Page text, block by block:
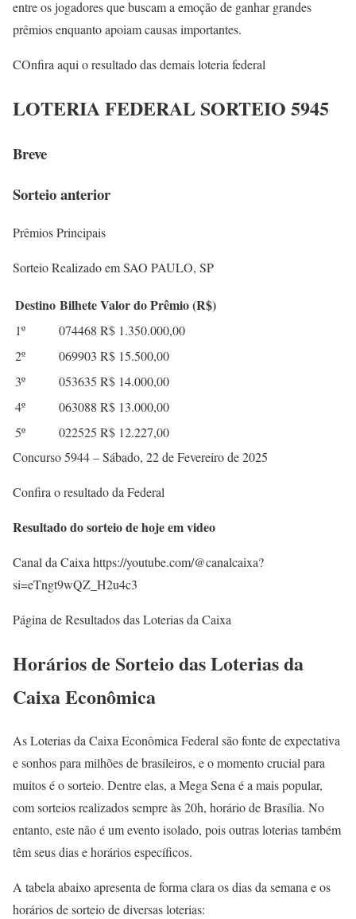
entre os jogadores que buscam a emoção de ganhar grandes
prêmios enquanto apoiam causas importantes.
COnfira aqui o resultado das demais loteria federal
LOTERIA FEDERAL SORTEIO 5945
Breve
Sorteio anterior
Prêmios Principais
Sorteio Realizado em SAO PAULO, SP
Destino BilheteValor do Prêmio (R$)
1º 074468 R$ 1.350.000,00
2º
069903 R$ 15.500,00
3º
053635 R$ 14.000,00
4º
063088 R$ 13.000,00
5º
022525 R$ 12.227,00
Concurso 5944 – Sábado, 22 de Fevereiro de 2025
Confira o resultado da Federal
Resultado do sorteio de hoje em video
Canal da Caixa https://youtube.com/@canalcaixa?
si=eTngt9wQZ_H2u4c3
Página de Resultados das Loterias da Caixa
Horários de Sorteio das Loterias da
Caixa Econômica
As Loterias da Caixa Econômica Federal são fonte de expectativa
e sonhos para milhões de brasileiros, e o momento crucial para
muitos é o sorteio. Dentre elas, a Mega Sena é a mais popular,
com sorteios realizados sempre às 20h, horário de Brasília. No
entanto, este não é um evento isolado, pois outras loterias também
têm seus dias e horários específicos.
A tabela abaixo apresenta de forma clara os dias da semana e os
horários de sorteio de diversas loterias: